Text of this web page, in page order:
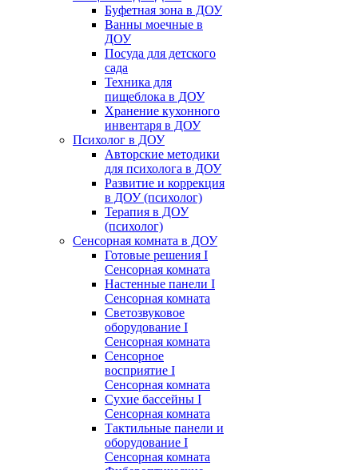
Буфетная зона в ДОУ
Ванны моечные в
ДОУ
Посуда для детского
сада
Техника для
пищеблока в ДОУ
Хранение кухонного
инвентаря в ДОУ
Психолог в ДОУ
Авторские методики
для психолога в ДОУ
Развитие и коррекция
в ДОУ (психолог)
Терапия в ДОУ
(психолог)
Сенсорная комната в ДОУ
Готовые решения I
Сенсорная комната
Настенные панели I
Сенсорная комната
Светозвуковое
оборудование I
Сенсорная комната
Сенсорное
восприятие I
Сенсорная комната
Сухие бассейны I
Сенсорная комната
Тактильные панели и
оборудование I
Сенсорная комната